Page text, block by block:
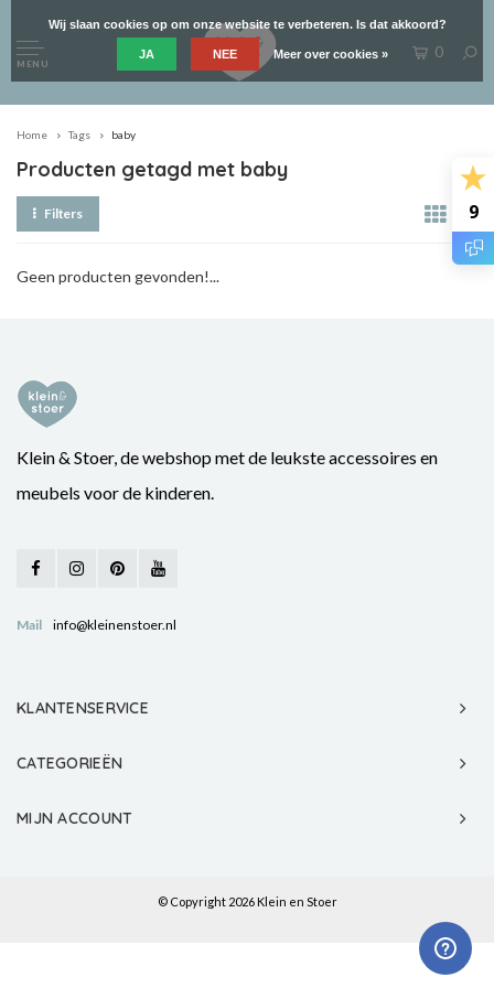
9
MENU
0
Home Tags baby
Producten getagd met baby
Filters
Geen producten gevonden!...
Klein & Stoer, de webshop met de leukste accessoires en
meubels voor de kinderen.
Mail info@kleinenstoer.nl
KLANTENSERVICE
CATEGORIEËN
MIJN ACCOUNT
© Copyright 2026 Klein en Stoer
Wij slaan cookies op om onze website te verbeteren. Is dat akkoord?
JA NEE Meer over cookies »